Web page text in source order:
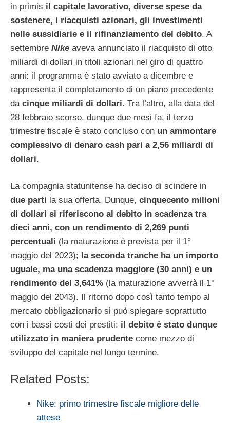
in primis il capitale lavorativo, diverse spese da
sostenere, i riacquisti azionari, gli investimenti
nelle sussidiarie e il rifinanziamento del debito. A
settembre Nike aveva annunciato il riacquisto di otto
miliardi di dollari in titoli azionari nel giro di quattro
anni: il programma è stato avviato a dicembre e
rappresenta il completamento di un piano precedente
da cinque miliardi di dollari. Tra l’altro, alla data del
28 febbraio scorso, dunque due mesi fa, il terzo
trimestre fiscale è stato concluso con un ammontare
complessivo di denaro cash pari a 2,56 miliardi di
dollari.
La compagnia statunitense ha deciso di scindere in
due parti la sua offerta. Dunque, cinquecento milioni
di dollari si riferiscono al debito in scadenza tra
dieci anni, con un rendimento di 2,269 punti
percentuali (la maturazione è prevista per il 1°
maggio del 2023); la seconda tranche ha un importo
uguale, ma una scadenza maggiore (30 anni) e un
rendimento del 3,641% (la maturazione avverrà il 1°
maggio del 2043). Il ritorno dopo così tanto tempo al
mercato obbligazionario si può spiegare soprattutto
con i bassi costi dei prestiti: il debito è stato dunque
utilizzato in maniera prudente come mezzo di
sviluppo del capitale nel lungo termine.
Related Posts:
Nike: primo trimestre fiscale migliore delle
attese